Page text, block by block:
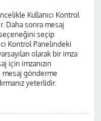
Kullanıcı Kontrol
Daha sonra mesaj
seçip
Kontrol Panelindeki
olarak bir imza
için imzanızın
gönderme
yeterlidir.